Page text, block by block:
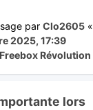
par Clo2605 «
2025, 17:39
Freebox Révolution
lors